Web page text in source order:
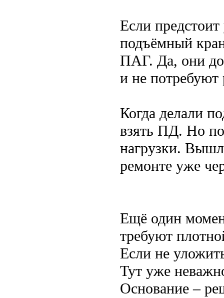
Если
подъёмный
ПАГ. Да, они
и не
Когда делали
взять ПД. Но
нагрузки.
ремонте уже
Ещё один
требуют
Если не
Тут уже
Основание –